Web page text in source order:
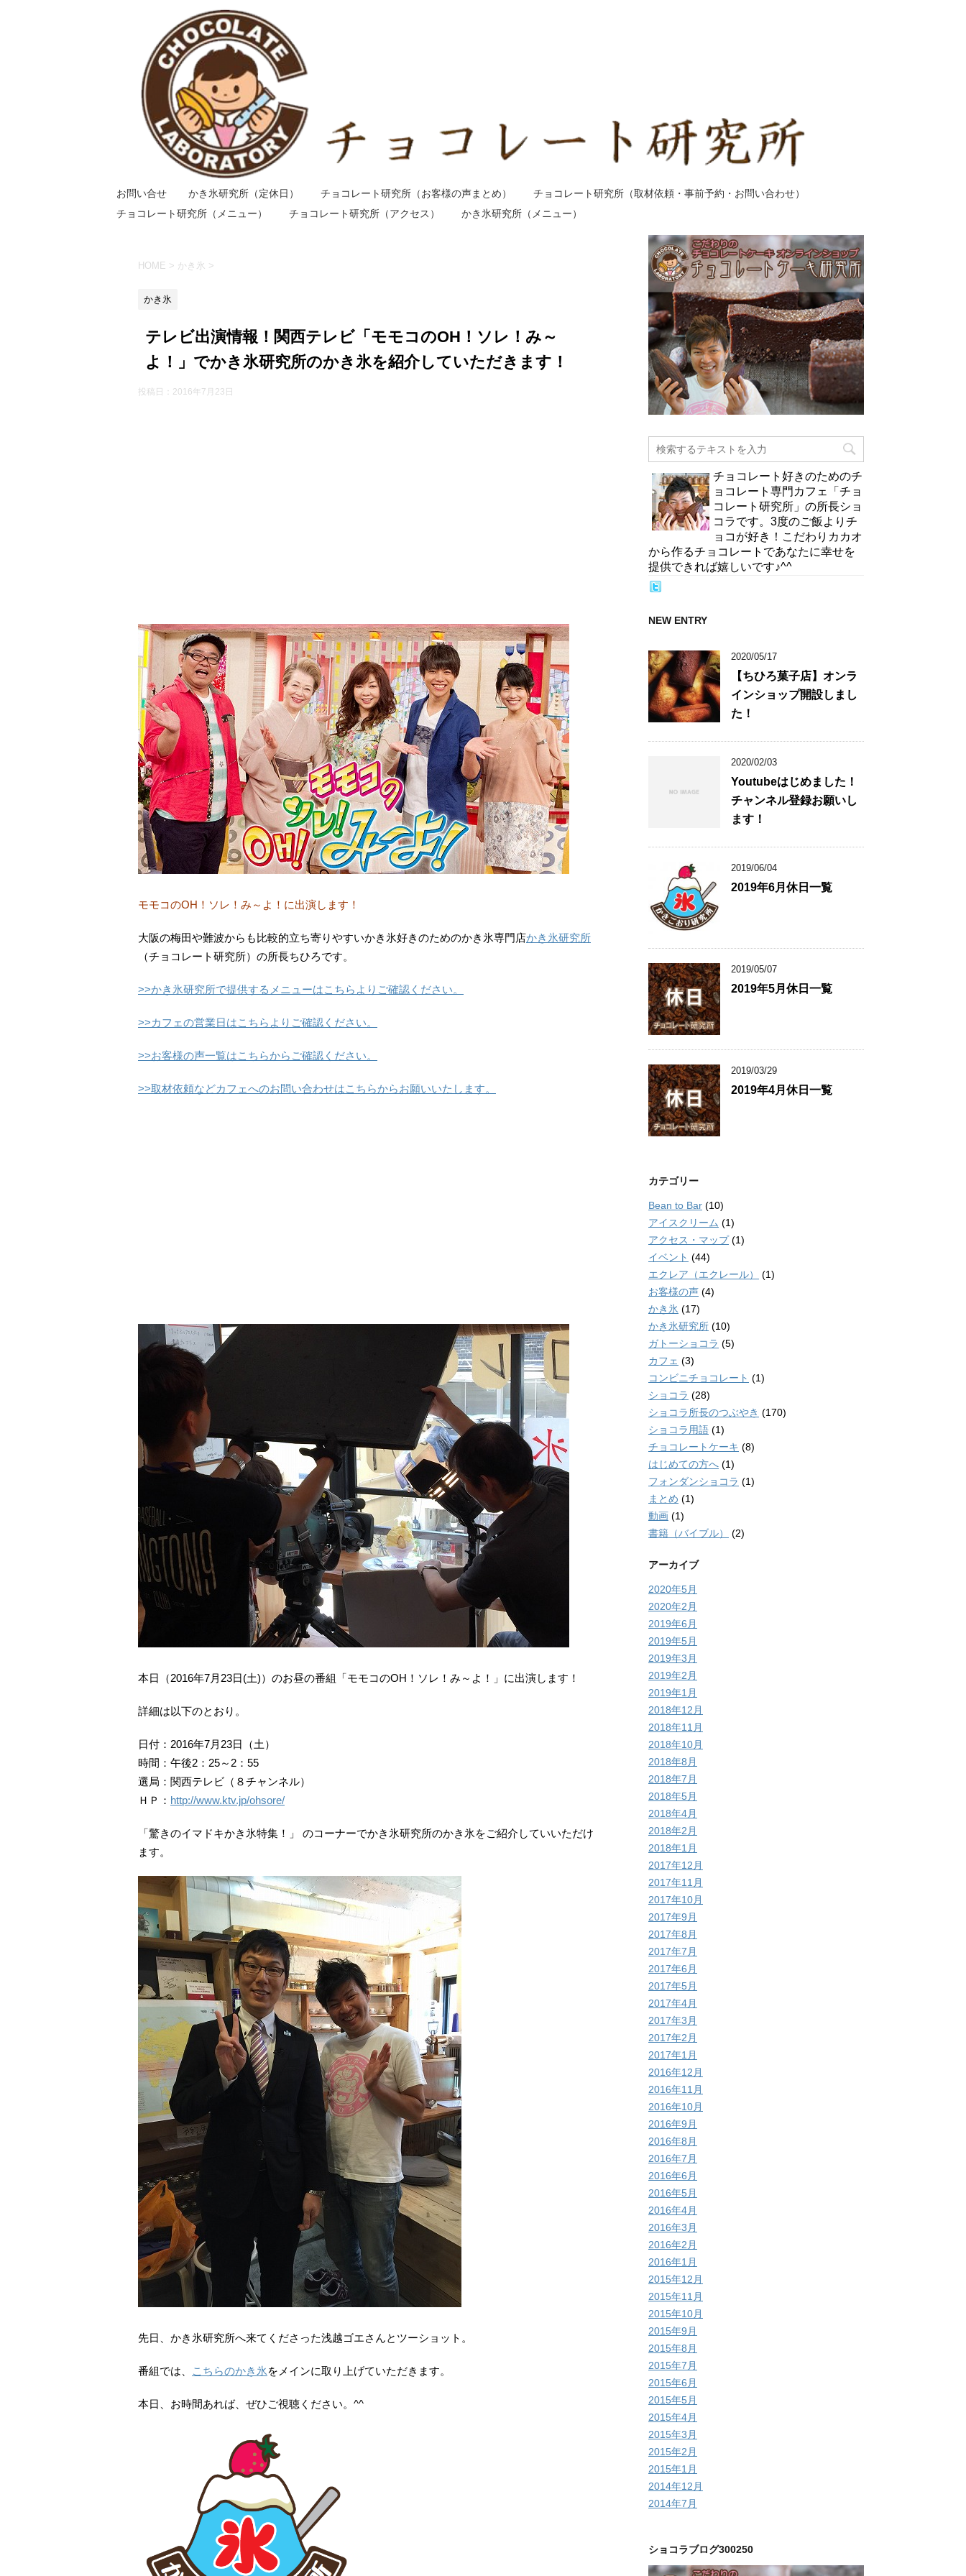
お問い合せ かき氷研究所（定休日） チョコレート研究所（お客様の声まとめ）
チョコレート研究所（取材依頼・事前予約・お問い合わせ）
チョコレート研究所（メニュー）
チョコレート研究所（アクセス） かき氷研究所（メニュー）
HOME > かき氷 >
かき氷
テレビ出演情報！関西テレビ「モモコのOH！ソレ！み～
よ！」でかき氷研究所のかき氷を紹介していただきます！
投稿日： 2016年7月23日
モモコのOH！ソレ！み～よ！に出演します！
大阪の梅田や難波からも比較的立ち寄りやすいかき氷好きのためのかき氷専門店かき氷研究所
（チョコレート研究所）の所長ちひろです。
>>かき氷研究所で提供するメニューはこちらよりご確認ください。
>>カフェの営業日はこちらよりご確認ください。
>>お客様の声一覧はこちらからご確認ください。
>>取材依頼などカフェへのお問い合わせはこちらからお願いいたします。
本日（2016年7月23日(土)）のお昼の番組「モモコのOH！ソレ！み～よ！」に出演します！
詳細は以下のとおり。
日付：2016年7月23日（土）
時間：午後2：25～2：55
選局：関西テレビ（８チャンネル）
ＨＰ： http://www.ktv.jp/ohsore/
「驚きのイマドキかき氷特集！」 のコーナーでかき氷研究所のかき氷をご紹介していいただけ
ます。
先日、かき氷研究所へ来てくださった浅越ゴエさんとツーショット。
番組では、 こちらのかき氷をメインに取り上げていただきます。
本日、お時間あれば、ぜひご視聴ください。^^
チョコレート好きのためのチ
ョコレート専門カフェ「チョ
コレート研究所」の所長ショ
コラです。3度のご飯よりチ
ョコが好き！こだわりカカオ
から作るチョコレートであなたに幸せを
提供できれば嬉しいです♪^^
NEW ENTRY
2020/05/17
【ちひろ菓子店】オンラ
インショップ開設しまし
た！
2020/02/03
Youtubeはじめました！
チャンネル登録お願いし
ます！
2019/06/04
2019年6月休日一覧
2019/05/07
2019年5月休日一覧
2019/03/29
2019年4月休日一覧
カテゴリー
Bean to Bar (10)
アイスクリーム (1)
アクセス・マップ(1)
イベント (44)
エクレア（エクレール）
(1)
お客様の声 (4)
かき氷 (17)
かき氷研究所 (10)
ガトーショコラ (5)
カフェ (3)
コンビニチョコレート (1)
ショコラ (28)
ショコラ所長のつぶやき (170)
ショコラ用語 (1)
チョコレートケーキ (8)
はじめての方へ (1)
フォンダンショコラ (1)
まとめ (1)
動画 (1)
書籍（バイブル）
(2)
アーカイブ
2020年5月
2020年2月
2019年6月
2019年5月
2019年3月
2019年2月
2019年1月
2018年12月
2018年11月
2018年10月
2018年8月
2018年7月
2018年5月
2018年4月
2018年2月
2018年1月
2017年12月
2017年11月
2017年10月
2017年9月
2017年8月
2017年7月
2017年6月
2017年5月
2017年4月
2017年3月
2017年2月
2017年1月
2016年12月
2016年11月
2016年10月
2016年9月
2016年8月
2016年7月
2016年6月
2016年5月
2016年4月
2016年3月
2016年2月
2016年1月
2015年12月
2015年11月
2015年10月
2015年9月
2015年8月
2015年7月
2015年6月
2015年5月
2015年4月
2015年3月
2015年2月
2015年1月
2014年12月
2014年7月
ショコラブログ300250